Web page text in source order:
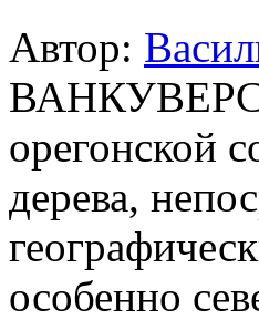
Автор:
орегонской
дерева,
особенно